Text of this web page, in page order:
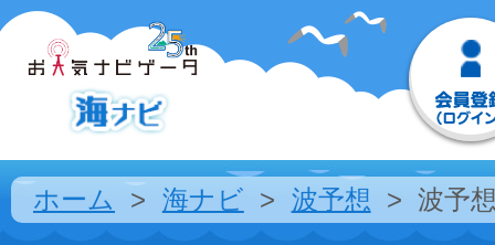
ホーム 海ナビ 波予想 波予